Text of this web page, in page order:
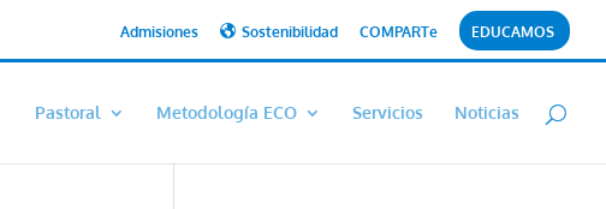
Admisiones Sostenibilidad COMPARTe EDUCAMOS
Pastoral Metodología ECO Servicios Noticias